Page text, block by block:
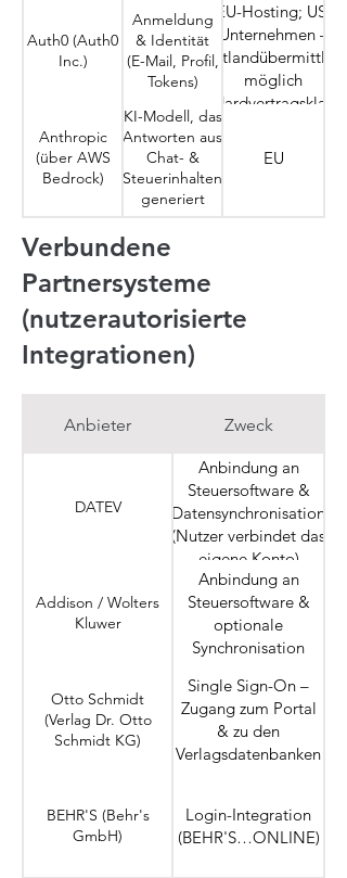
Auth0 (Auth0
Inc.)
Anmeldung
& Identität
(E-Mail, Profil,
Tokens)
EU-Hosting; US-
Unternehmen –
Drittlandübermittlung
möglich
Anthropic
(über AWS
Bedrock)
KI-Modell, das
Antworten aus
Chat- &
Steuerinhalten
generiert
EU
OpenAI
Inc.)
Textgenerierung
(LLM) und
Sprachassistent
EU-
Stripe (Stripe
Payments
Europe Ltd.)
Abrechnung &
Zahlungen
(Name, E-Mail,
Zahlungs-
Abonnements)
EU-Rechenzentren;
die USA
Transaktions-
& Anmelde-
E-Mails
EU
Inc.)
Analyse der
Produktnutzung
EU/EWR-Server; US-
Unternehmen
Data Privacy
(HubSpot,
Inc.)
CRM /
Abonnement-
Kontaktdaten
Drittlandübermittlung
Verbundene
Partnersysteme
(nutzerautorisierte
Integrationen)
Anbieter Zweck
DATEV
Anbindung an
Steuersoftware &
Datensynchronisation
(Nutzer verbindet das
eigene Konto)
Addison / Wolters
Kluwer
Anbindung an
Steuersoftware &
optionale
Synchronisation
Otto Schmidt
(Verlag Dr. Otto
Schmidt KG)
Single Sign-On –
Zugang zum Portal
& zu den
Verlagsdatenbanken
BEHR'S (Behr's
GmbH)
Login-Integration
(BEHR'S…ONLINE)